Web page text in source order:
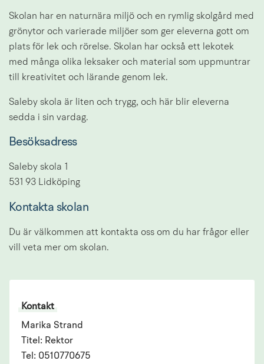
Skolan har en naturnära miljö och en rymlig skolgård med
grönytor och varierade miljöer som ger eleverna gott om
plats för lek och rörelse. Skolan har också ett lekotek
med många olika leksaker och material som uppmuntrar
till kreativitet och lärande genom lek.
Saleby skola är liten och trygg, och här blir eleverna
sedda i sin vardag.
Besöksadress
Saleby skola 1
531 93 Lidköping
Kontakta skolan
Du är välkommen att kontakta oss om du har frågor eller
vill veta mer om skolan.
Kontakt
Marika Strand
Titel: Rektor
Tel: 0510770675